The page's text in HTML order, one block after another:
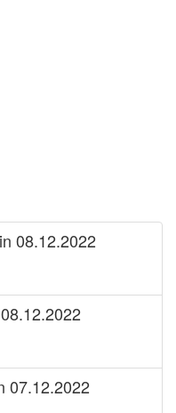
08.12.2022
07.12.2022